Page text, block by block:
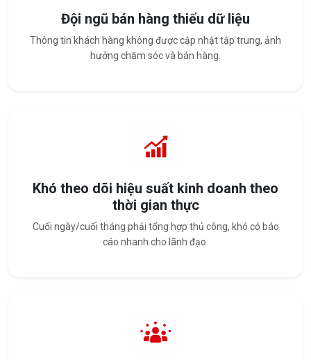
Đội ngũ bán hàng thiếu dữ liệu
Thông tin khách hàng không được cập nhật tập trung, ảnh
hưởng chăm sóc và bán hàng.
Khó theo dõi hiệu suất kinh doanh theo
thời gian thực
Cuối ngày/cuối tháng phải tổng hợp thủ công, khó có báo
cáo nhanh cho lãnh đạo.